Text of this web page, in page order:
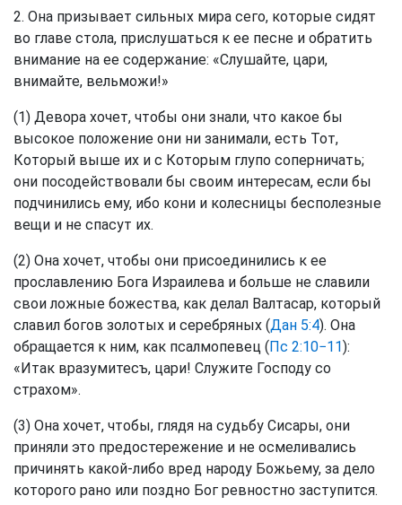
2. Она призывает сильных мира сего, которые сидят
во главе стола, прислушаться к ее песне и обратить
внимание на ее содержание: «Слушайте, цари,
внимайте, вельможи!»
(1) Девора хочет, чтобы они знали, что какое бы
высокое положение они ни занимали, есть Тот,
Который выше их и с Которым глупо соперничать;
они посодействовали бы своим интересам, если бы
подчинились ему, ибо кони и колесницы бесполезные
вещи и не спасут их.
(2) Она хочет, чтобы они присоединились к ее
прославлению Бога Израилева и больше не славили
свои ложные божества, как делал Валтасар, который
славил богов золотых и серебряных (Дан 5:4). Она
обращается к ним, как псалмопевец (Пс 2:10−11):
«Итак вразумитесъ, цари! Служите Господу со
страхом».
(3) Она хочет, чтобы, глядя на судьбу Сисары, они
приняли это предостережение и не осмеливались
причинять какой-либо вред народу Божьему, за дело
которого рано или поздно Бог ревностно заступится.